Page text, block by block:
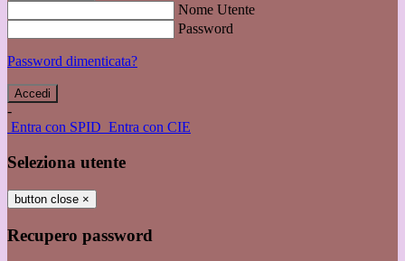
Nome Utente
Password
Password dimenticata?
-
Entra con SPID Entra con CIE
Seleziona utente
button close ×
Recupero password